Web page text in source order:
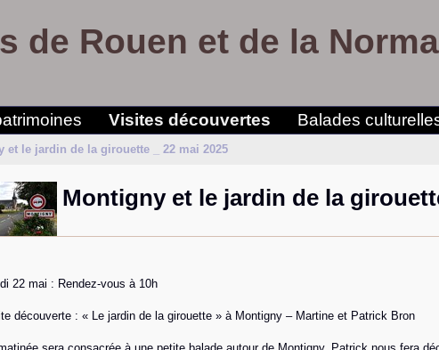
de Rouen et de la
Visites découvertes Balades
et le jardin de la girouette _ 22 mai 2025
Montigny et le jardin de la
22 mai : Rendez-vous à 10h
découverte : « Le jardin de la girouette » à Montigny – Martine et Patrick Bron